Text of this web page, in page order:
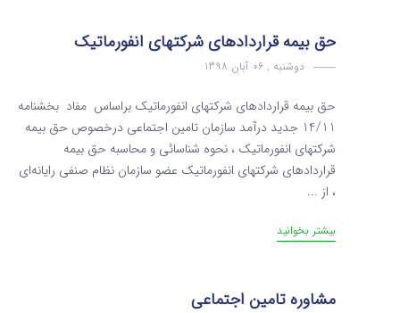
حق بیمه قراردادهای شرکتهای انفورماتیک
دوشنبه , 06 آبان 1398
حق بیمه قراردادهای شرکتهای انفورماتیک براساس مفاد بخشنامه
14/11 جدید درآمد سازمان تامین اجتماعی درخصوص حق بیمه
شرکتهای انفورماتیک ، نحوه شناسائی و محاسبه حق بیمه
قراردادهای شرکتهای انفورماتیک عضو سازمان نظام صنفی رایانه‌ای
، از ...
بیشتر بخوانید
مشاوره تامین اجتماعی